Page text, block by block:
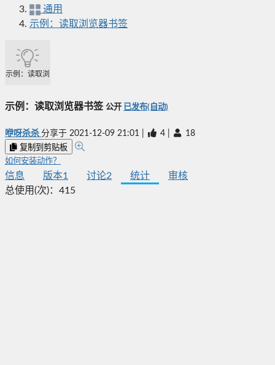
通用
示例：读取浏览器书签
示例：读取浏览器书签
示例：读取浏览器书签 公开 已发布(自动)
咿呀杀杀 分享于 2021-12-09 21:01 4 18
复制到剪贴板
如何安装动作？
信息 版本1 讨论2 统计
审核
总使用(次)： 415